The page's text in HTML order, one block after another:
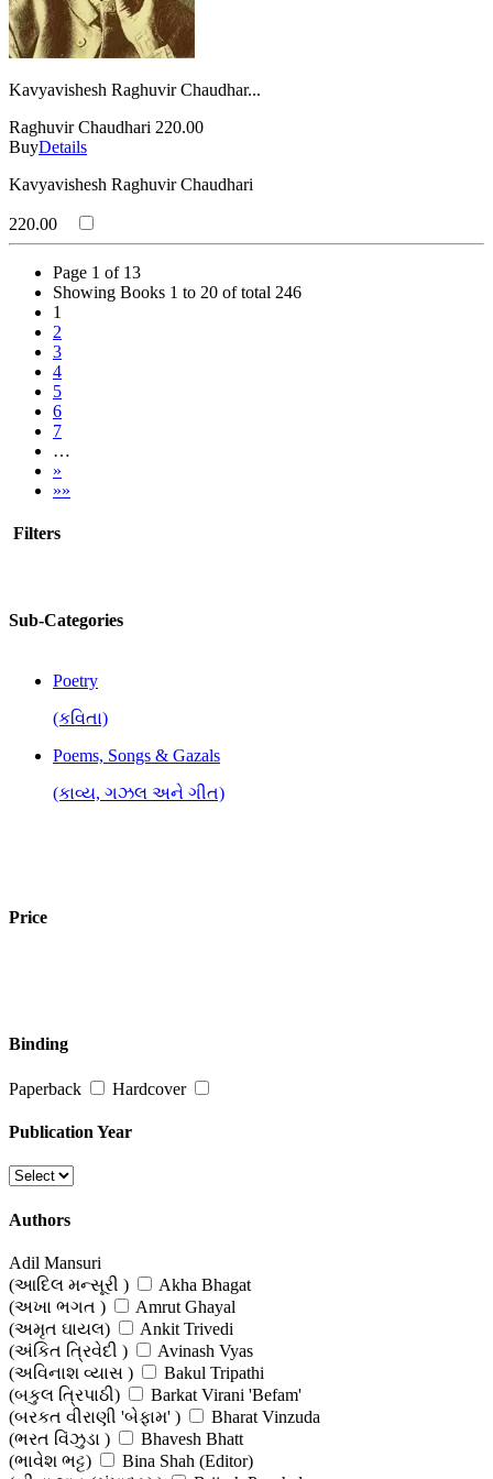
Kavyavishesh Raghuvir Chaudhar...
Raghuvir Chaudhari 220.00
BuyDetails
Kavyavishesh Raghuvir Chaudhari
220.00
Page 1 of 13
Showing Books 1 to 20 of total 246
1
2
3
4
5
6
7
…
»
»»
Filters
Sub-Categories
Poetry
(કવિતા)
Poems, Songs & Gazals
(કાવ્ય, ગઝલ અને ગીત)
Price
Binding
Paperback Hardcover
Publication Year
Authors
Adil Mansuri
(આદિલ મન્સૂરી )
Akha Bhagat
(અખા ભગત )
Amrut Ghayal
(અમૃત ઘાયલ)
Ankit Trivedi
(અંકિત ત્રિવેદી )
Avinash Vyas
(અવિનાશ વ્યાસ )
Bakul Tripathi
(બકુલ ત્રિપાઠી)
Barkat Virani 'Befam'
(બરકત વીરાણી 'બેફામ' )
Bharat Vinzuda
(ભરત વિંઝુડા )
Bhavesh Bhatt
(ભાવેશ ભટ્ટ)
Bina Shah (Editor)